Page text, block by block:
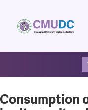
Consumption